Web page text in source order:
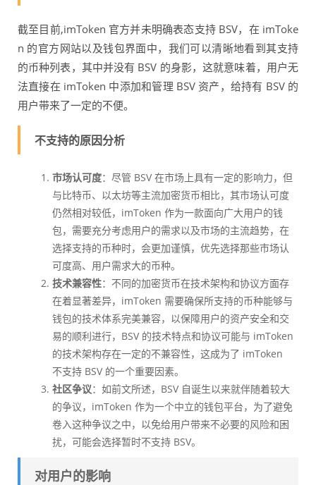
截至目前,imToken 官方并未明确表态支持 BSV，在 imToke
n 的官方网站以及钱包界面中，我们可以清晰地看到其支持
的币种列表，其中并没有 BSV 的身影，这就意味着，用户无
法直接在 imToken 中添加和管理 BSV 资产，给持有 BSV 的
用户带来了一定的不便。
不支持的原因分析
市场认可度：尽管 BSV 在市场上具有一定的影响力，但
与比特币、以太坊等主流加密货币相比，其市场认可度
仍然相对较低，imToken 作为一款面向广大用户的钱
包，需要充分考虑用户的需求以及市场的主流趋势，在
选择支持的币种时，会更加谨慎，优先选择那些市场认
可度高、用户需求大的币种。
技术兼容性：不同的加密货币在技术架构和协议方面存
在着显著差异，imToken 需要确保所支持的币种能够与
钱包的技术体系完美兼容，以保障用户的资产安全和交
易的顺利进行，BSV 的技术特点和协议可能与 imToken
的技术架构存在一定的不兼容性，这成为了 imToken
不支持 BSV 的一个重要因素。
社区争议：如前文所述，BSV 自诞生以来就伴随着较大
的争议，imToken 作为一个中立的钱包平台，为了避免
卷入这种争议之中，以免给用户带来不必要的风险和困
扰，可能会选择暂时不支持 BSV。
对用户的影响